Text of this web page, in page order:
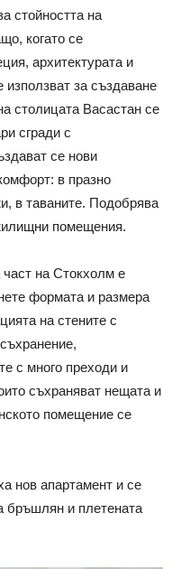
стойността на
когато се
архитектурата и
за създаване
столицата Васастан се
сгради с
се нови
в празно
в таваните. Подобрява
помещения.
част на Стокхолм е
формата и размера
на стените с
с много преходи и
съхраняват нещата и
помещение се
нов апартамент и се
бръшлян и плетената